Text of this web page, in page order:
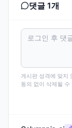
댓글 1개
게시판 성격에 맞지
동의 없이 삭제될 수